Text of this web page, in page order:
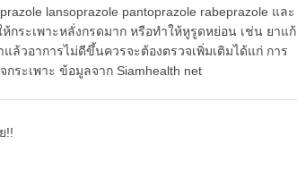
lansoprazole pantoprazole rabeprazole และ
กระเพาะหลั่งกรดมาก หรือทำให้หูรูดหย่อน เช่น ยาแก้
แล้วอาการไม่ดีขึ้นควรจะต้องตรวจเพิ่มเติมได้แก่ การ
ระเพาะ ข้อมูลจาก Siamhealth net
!!